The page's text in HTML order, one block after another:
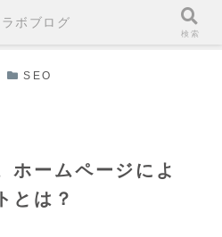
SEO
ホームページによ
とは？
ボブログ
検索